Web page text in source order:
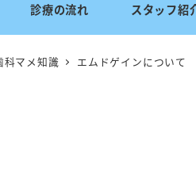
診療の流れ スタッフ紹
科マメ知識 エムドゲインについて